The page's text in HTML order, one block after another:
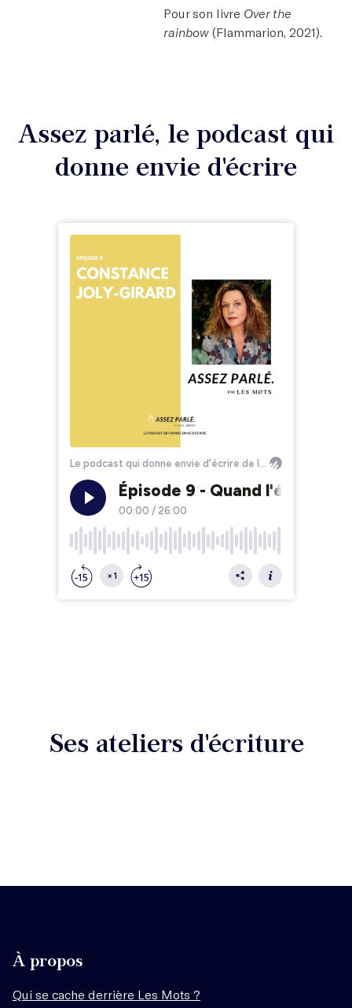
Pour son livre Over the
rainbow (Flammarion, 2021).
Assez parlé, le podcast qui
donne envie d'écrire
Ses ateliers d'écriture
À propos
Qui se cache derrière Les Mots ?